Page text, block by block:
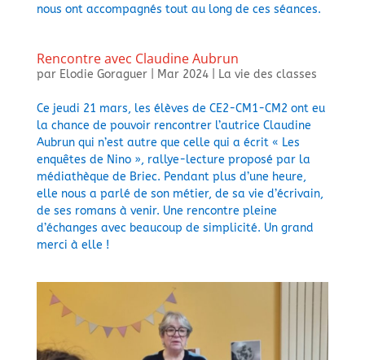
nous ont accompagnés tout au long de ces séances.
Rencontre avec Claudine Aubrun
par Elodie Goraguer| Mar 2024| La vie des classes
Ce jeudi 21 mars, les élèves de CE2-CM1-CM2 ont eu
la chance de pouvoir rencontrer l’autrice Claudine
Aubrun qui n’est autre que celle qui a écrit « Les
enquêtes de Nino », rallye-lecture proposé par la
médiathèque de Briec. Pendant plus d’une heure,
elle nous a parlé de son métier, de sa vie d’écrivain,
de ses romans à venir. Une rencontre pleine
d’échanges avec beaucoup de simplicité. Un grand
merci à elle !